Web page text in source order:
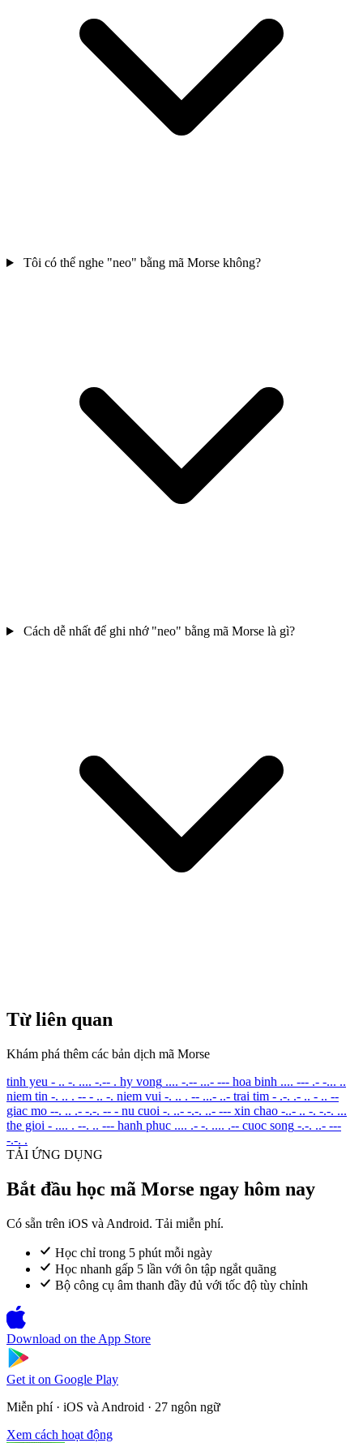
Tôi có thể nghe "neo" bằng mã Morse không?
Cách dễ nhất để ghi nhớ "neo" bằng mã Morse là gì?
Từ liên quan
Khám phá thêm các bản dịch mã Morse
tinh yeu - .. -. .... -.-- . hy vong .... -.-- ...- --- hoa binh .... --- .- -... ..
niem tin -. .. . -- - .. -. niem vui -. .. . -- ...- ..- trai tim - .-. .- .. - .. --
giac mo --. .. .- -.-. -- - nu cuoi -. ..- -.-. ..- --- xin chao -..- .. -. -.-. ...
the gioi - .... . --. .. --- hanh phuc .... .- -. .... .-- cuoc song -.-. ..- ---
-.-. .
TẢI ỨNG DỤNG
Bắt đầu học mã Morse ngay hôm nay
Có sẵn trên iOS và Android. Tải miễn phí.
Học chỉ trong 5 phút mỗi ngày
Học nhanh gấp 5 lần với ôn tập ngắt quãng
Bộ công cụ âm thanh đầy đủ với tốc độ tùy chỉnh
Download on the App Store
Get it on Google Play
Miễn phí · iOS và Android · 27 ngôn ngữ
Xem cách hoạt động